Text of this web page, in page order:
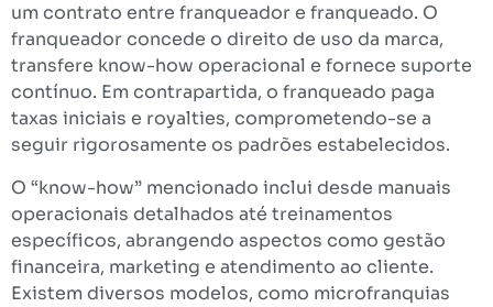
um contrato entre franqueador e franqueado. O
franqueador concede o direito de uso da marca,
transfere know-how operacional e fornece suporte
contínuo. Em contrapartida, o franqueado paga
taxas iniciais e royalties, comprometendo-se a
seguir rigorosamente os padrões estabelecidos.
O “know-how” mencionado inclui desde manuais
operacionais detalhados até treinamentos
específicos, abrangendo aspectos como gestão
financeira, marketing e atendimento ao cliente.
Existem diversos modelos, como microfranquias